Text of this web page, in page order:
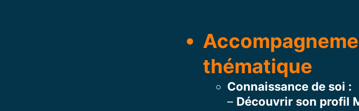
thématique
Connaissance de soi :
– Découvrir son profil